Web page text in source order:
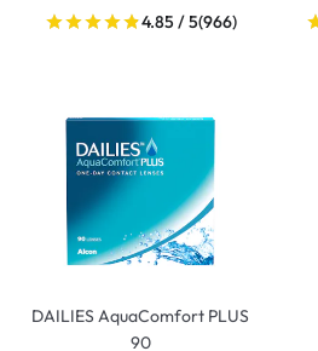
4.85 / 5(966)
DAILIES AquaComfort PLUS
90